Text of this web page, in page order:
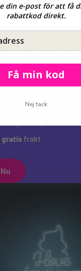
din
10-12
gratisfrakt
din e-post för att få
rabattkod direkt.
Få min kod
Nej tack